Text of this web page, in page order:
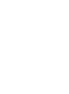
pratiche